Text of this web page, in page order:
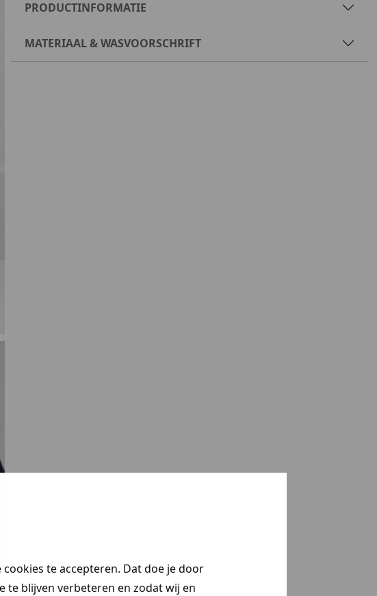
te accepteren. Dat doe je door
te blijven verbeteren en zodat wij en
PRODUCTINFORMATIE
MATERIAAL & WASVOORSCHRIFT